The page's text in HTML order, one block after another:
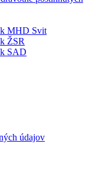
MHD Svit
ŽSR
SAD
údajov